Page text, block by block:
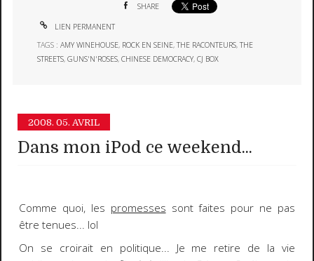
SHARE
LIEN PERMANENT
TAGS :AMY WINEHOUSE, ROCK EN SEINE,THE RACONTEURS,THE
STREETS,GUNS'N'ROSES,CHINESE DEMOCRACY,CJ BOX
2008. 05. AVRIL
Dans mon iPod ce weekend...
Comme quoi, les promesses sont faites pour ne pas
être tenues... lol
On se croirait en politique... Je me retire de la vie